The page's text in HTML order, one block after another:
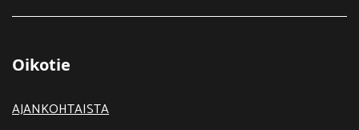
Oikotie
AJANKOHTAISTA